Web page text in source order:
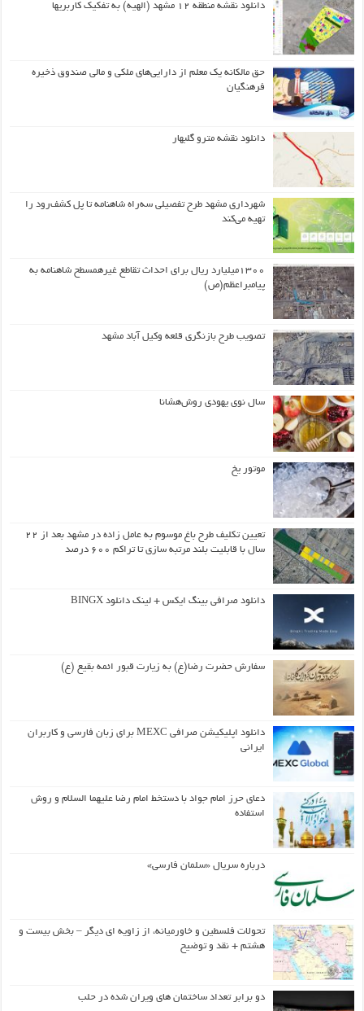
دانلود نقشه منطقه ۱۲ مشهد (الهیه) به تفکیک کاربریها
حق مالکانه یک معلم از دارایی‌های ملکی و مالی صندوق ذخیره
فرهنگیان
دانلود نقشه مترو گلبهار
شهرداری مشهد طرح تفصیلی سه‌راه شاهنامه تا پل کشف‌رود را
تهیه می‌کند
۱۳۰۰میلیارد ریال برای احداث تقاطع غیرهمسطح شاهنامه به
پیامبراعظم(ص)
تصویب طرح بازنگری قلعه وکیل آباد مشهد
سال نوی یهودی روش‌هشانا
موتور یخ
تعیین تکلیف طرح باغ موسوم به عامل زاده در مشهد بعد از ۲۲
سال با قابلیت بلند مرتبه سازی تا تراکم ۶۰۰ درصد
دانلود صرافی بینگ ایکس + لینک دانلود BINGX
سفارش حضرت رضا(ع) به زیارت قبور ائمه بقیع (ع)
دانلود اپلیکیشن صرافی MEXC برای زبان فارسی و کاربران
ایرانی
دعای حرز امام جواد با دستخط امام رضا علیهما السلام و روش
استفاده
درباره سریال «سلمان فارسی»
تحولات فلسطین و خاورمیانه، از زاویه ای دیگر – بخش بیست و
هشتم + نقد و توضیح
دو برابر تعداد ساختمان های ویران شده در حلب